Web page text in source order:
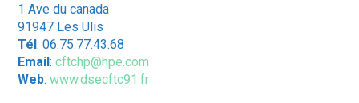
1 Ave du canada
91947 Les Ulis
Tél: 06.75.77.43.68
Email:cftchp@hpe.com
Web:www.dsecftc91.fr